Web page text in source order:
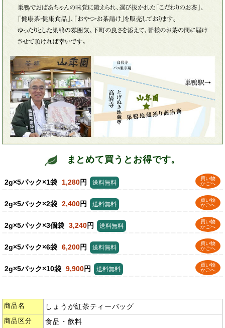
まとめて買うとお得です。
2g×5パック×1袋 1,280円
買い物
かごへ
送料無料
2g×5パック×2袋 2,400円
買い物
かごへ
送料無料
2g×5パック×3個袋 3,240円
買い物
かごへ
送料無料
2g×5パック×6袋 6,200円
買い物
かごへ
送料無料
2g×5パック×10袋 9,900円
買い物
かごへ
送料無料
商品名 しょうが紅茶ティーバッグ
商品区分 食品・飲料